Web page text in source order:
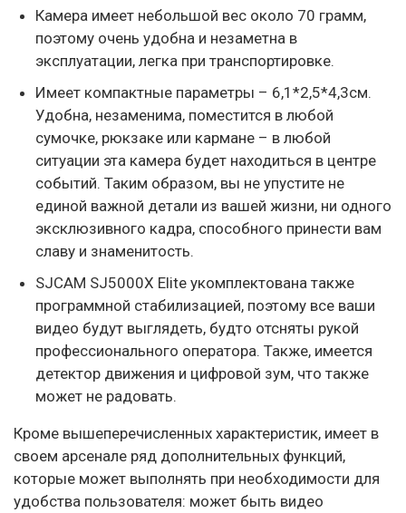
Камера имеет небольшой вес около 70 грамм,
поэтому очень удобна и незаметна в
эксплуатации, легка при транспортировке.
Имеет компактные параметры – 6,1*2,5*4,3см.
Удобна, незаменима, поместится в любой
сумочке, рюкзаке или кармане – в любой
ситуации эта камера будет находиться в центре
событий. Таким образом, вы не упустите не
единой важной детали из вашей жизни, ни одного
эксклюзивного кадра, способного принести вам
славу и знаменитость.
SJCAM SJ5000X Elite укомплектована также
программной стабилизацией, поэтому все ваши
видео будут выглядеть, будто отсняты рукой
профессионального оператора. Также, имеется
детектор движения и цифровой зум, что также
может не радовать.
Кроме вышеперечисленных характеристик, имеет в
своем арсенале ряд дополнительных функций,
которые может выполнять при необходимости для
удобства пользователя: может быть видео